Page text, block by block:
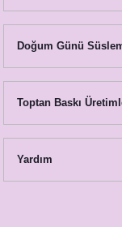
Doğum Günü
Toptan Baskı
Yardım